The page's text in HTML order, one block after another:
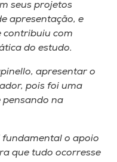
seus projetos
apresentação, e
contribuiu com
do estudo.
apresentar o
pois foi uma
pensando na
o apoio
que tudo ocorresse